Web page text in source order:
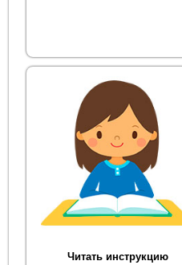
Читать инструкцию